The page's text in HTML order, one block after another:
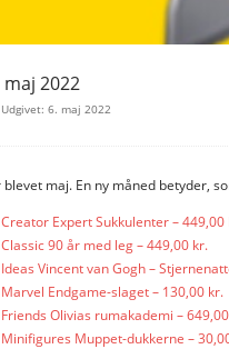
2022
Udgivet: 6. maj 2022
maj. En ny måned betyder,
Creator Expert Sukkulenter – 449,00
90 år med leg – 449,00 kr.
Vincent van Gogh –
Endgame-slaget – 130,00 kr.
Olivias rumakademi –
Minifigures Muppet-dukkerne –